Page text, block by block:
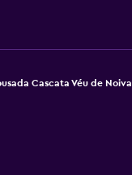
Cascata Véu de Noiva